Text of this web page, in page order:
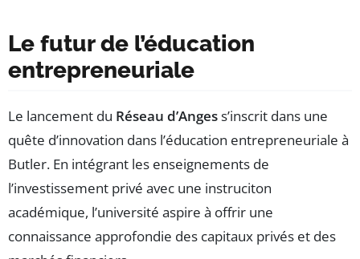
Le futur de l’éducation
entrepreneuriale
Le lancement du Réseau d’Angess’inscrit dans une
quête d’innovation dans l’éducation entrepreneuriale à
Butler. En intégrant les enseignements de
l’investissement privé avec une instruciton
académique, l’université aspire à offrir une
connaissance approfondie des capitaux privés et des